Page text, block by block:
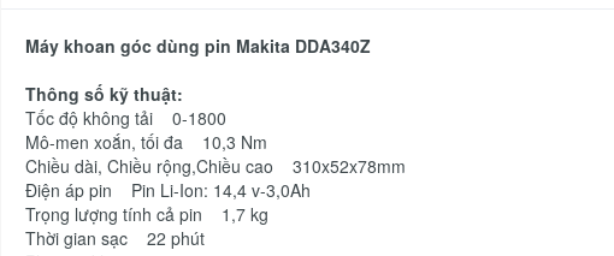
Máy khoan góc dùng pin Makita DDA340Z
Thông số kỹ thuật:
Tốc độ không tải 0-1800
Mô-men xoắn, tối đa 10,3 Nm
Chiều dài, Chiều rộng,Chiều cao 310x52x78mm
Điện áp pin Pin Li-Ion: 14,4 v-3,0Ah
Trọng lượng tính cả pin 1,7 kg
Thời gian sạc 22 phút